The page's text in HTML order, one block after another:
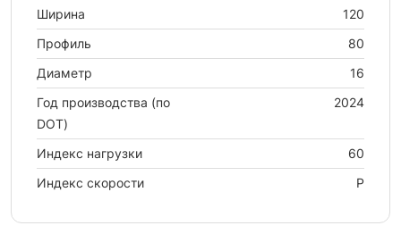
Ширина
120
Профиль
80
Диаметр
16
Год производства (по
DOT)
2024
Индекс нагрузки
60
Индекс скорости
P